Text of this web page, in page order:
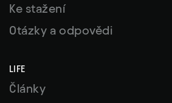
Ke stažení
Otázky a odpovědi
LIFE
Články